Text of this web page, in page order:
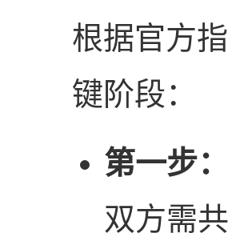
根据官方
键阶段：
第一步
双方需